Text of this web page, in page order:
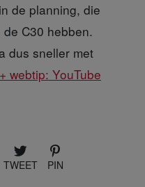
de planning, die
C30 hebben.
dus sneller met
webtip: YouTube
TWEET PIN